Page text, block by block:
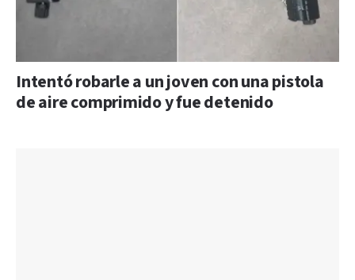
Intentó robarle a un joven con una pistola
de aire comprimido y fue detenido